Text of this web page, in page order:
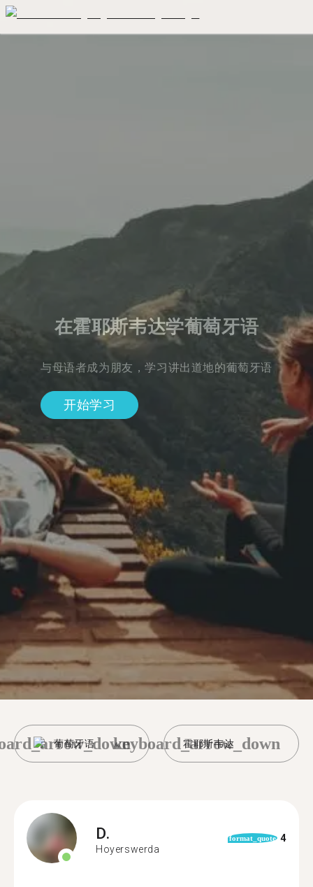
在霍耶斯韦达学葡萄牙语
与母语者成为朋友，学习讲出道地的葡萄牙语
开始学习
葡萄牙语 霍耶斯韦达
keyboard_arrow_down
D.
Hoyerswerda
format_quote 4